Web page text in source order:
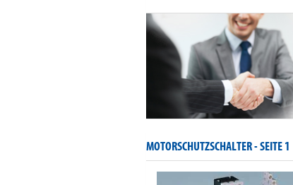
MOTORSCHUTZSCHALTER -SEITE 1